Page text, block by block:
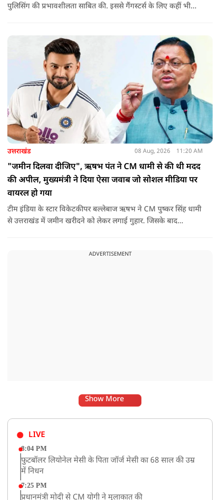
पुलिसिंग की प्रभावशीलता साबित की. इससे गैंगस्टर्स के लिए कहीं भी
उत्तराखंड 08 Aug, 2026 11:20 AM
"जमीन दिलवा दीजिए", ऋषभ पंत ने CM धामी से की थी मदद
की अपील, मुख्यमंत्री ने दिया ऐसा जवाब जो सोशल मीडिया पर
वायरल हो गया
टीम इंडिया के स्टार विकेटकीपर बल्लेबाज ऋषभ ने CM पुष्कर सिंह धामी
से उत्तराखंड में जमीन खरीदने को लेकर लगाई गुहार. जिसके बाद
ADVERTISEMENT
Show More
LIVE
8:04 PM
फुटबॉलर लियोनेल मेसी के पिता जॉर्ज मेसी का 68 साल की उम्र
में निधन
7:25 PM
प्रधानमंत्री मोदी से CM योगी ने मुलाकात की